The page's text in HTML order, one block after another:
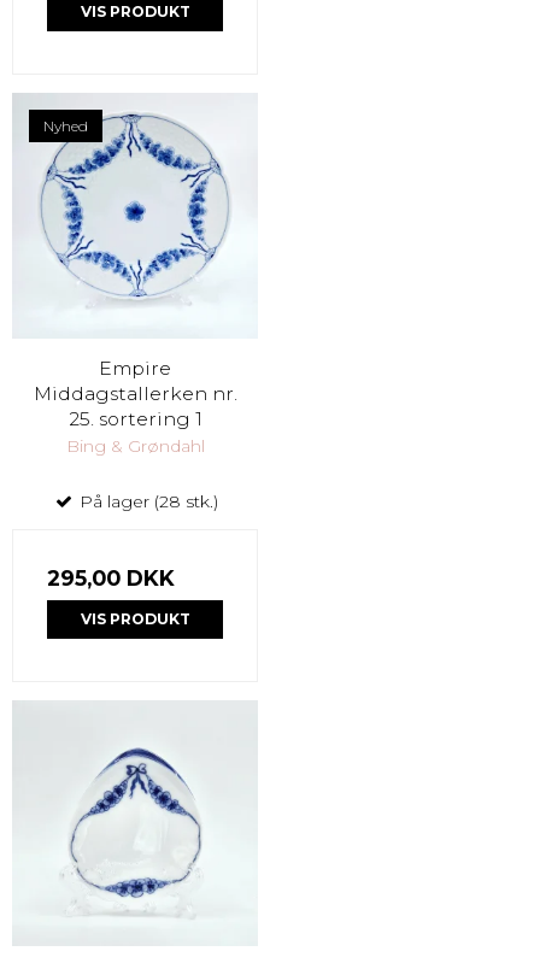
VIS PRODUKT
Nyhed
Empire
Middagstallerken nr.
25. sortering 1
Bing & Grøndahl
På lager (28 stk.)
295,00 DKK
VIS PRODUKT